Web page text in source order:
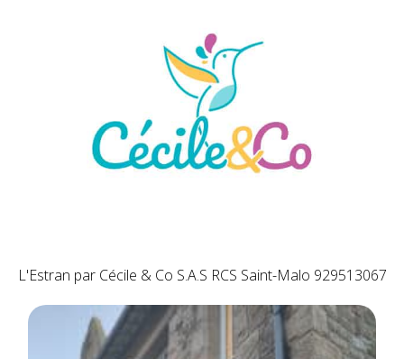
L'Estran par Cécile & Co S.A.S RCS Saint-Malo 929513067